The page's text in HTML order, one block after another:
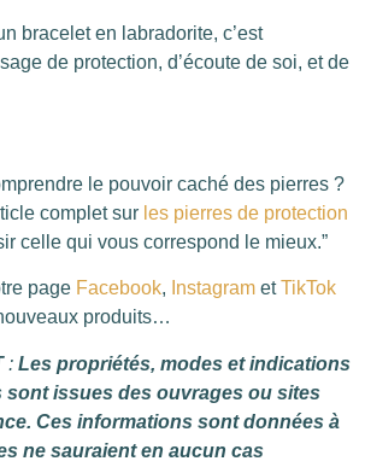
bracelet en labradorite, c’est
de protection, d’écoute de soi, et de
le pouvoir caché des pierres ?
complet sur les pierres de protection
celle qui vous correspond le mieux.”
page Facebook, Instagram etTikTok
produits…
: Les propriétés, modes et indications
sont issues des ouvrages ou sites
Ces informations sont données à
ne sauraient en aucun cas